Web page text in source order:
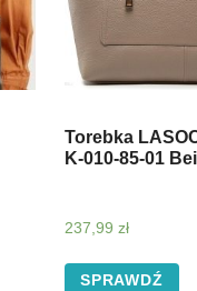
Torebka
K-010-85-01
237,99 zł
SPRAWDŹ